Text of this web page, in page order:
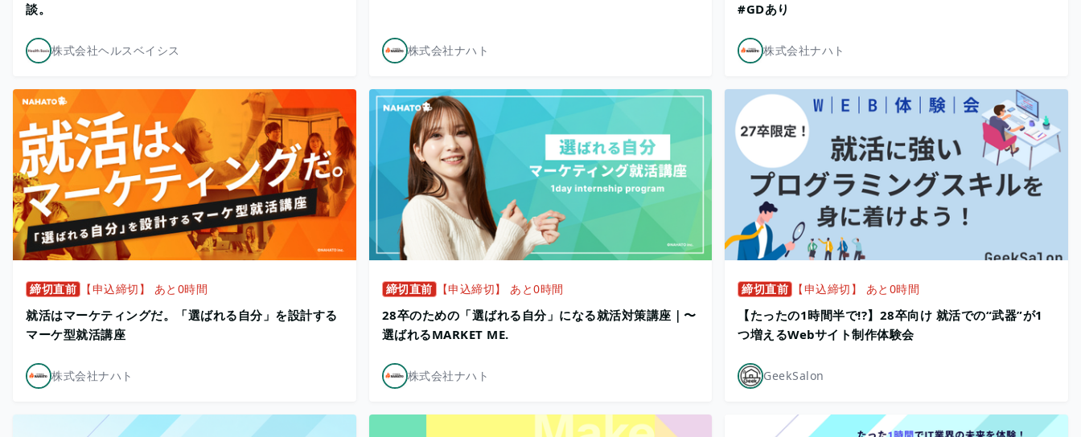
談。
株式会社ヘルスベイシス 株式会社ナハト
#GDあり
株式会社ナハト
締切直前 【申込締切】 あと0時間
就活はマーケティングだ。「選ばれる自分」を設計する
マーケ型就活講座
株式会社ナハト
締切直前 【申込締切】 あと0時間
28卒のための「選ばれる自分」になる就活対策講座｜〜
選ばれるMARKET ME.
株式会社ナハト
締切直前 【申込締切】 あと0時間
【たったの1時間半で!?】28卒向け 就活での“武器”が1
つ増えるWebサイト制作体験会
GeekSalon